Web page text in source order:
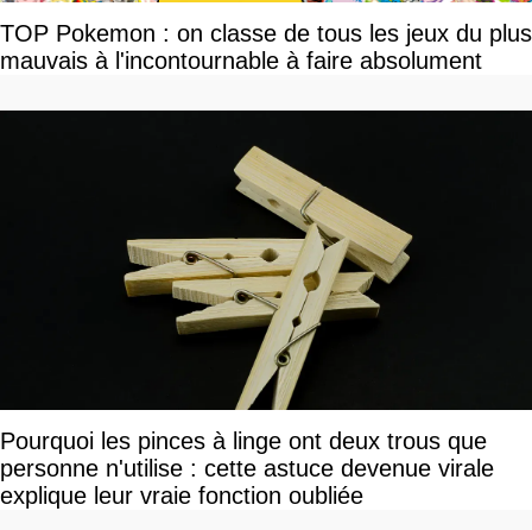
TOP Pokemon : on classe de tous les jeux du plus
mauvais à l'incontournable à faire absolument
Pourquoi les pinces à linge ont deux trous que
personne n'utilise : cette astuce devenue virale
explique leur vraie fonction oubliée